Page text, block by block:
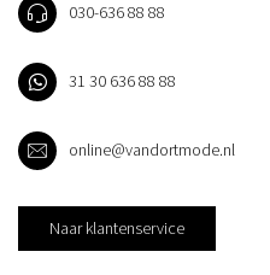
030-636 88 88
31 30 636 88 88
online@vandortmode.nl
Naar klantenservice